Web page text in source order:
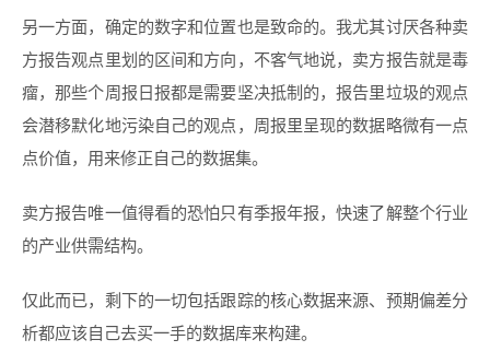
另一方面，确定的数字和位置也是致命的。我尤其讨厌各种卖
方报告观点里划的区间和方向，不客气地说，卖方报告就是毒
瘤，那些个周报日报都是需要坚决抵制的，报告里垃圾的观点
会潜移默化地污染自己的观点，周报里呈现的数据略微有一点
点价值，用来修正自己的数据集。
卖方报告唯一值得看的恐怕只有季报年报，快速了解整个行业
的产业供需结构。
仅此而已，剩下的一切包括跟踪的核心数据来源、预期偏差分
析都应该自己去买一手的数据库来构建。